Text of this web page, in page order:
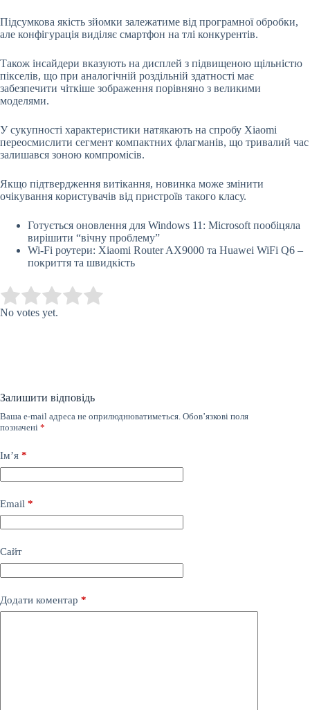
Підсумкова якість зйомки залежатиме від програмної обробки,
але конфігурація виділяє смартфон на тлі конкурентів.
Також інсайдери вказують на дисплей з підвищеною щільністю
пікселів, що при аналогічній роздільній здатності має
забезпечити чіткіше зображення порівняно з великими
моделями.
У сукупності характеристики натякають на спробу Xiaomi
переосмислити сегмент компактних флагманів, що тривалий час
залишався зоною компромісів.
Якщо підтвердження витікання, новинка може змінити
очікування користувачів від пристроїв такого класу.
Готується оновлення для Windows 11: Microsoft пообіцяла
вирішити “вічну проблему”
Wi-Fi роутери: Xiaomi Router AX9000 та Huawei WiFi Q6 –
покриття та швидкість
Rate this item:
No votes yet.
Залишити відповідь
Ваша e-mail адреса не оприлюднюватиметься. Обов’язкові поля
позначені *
Ім’я *
Email *
Сайт
Додати коментар *